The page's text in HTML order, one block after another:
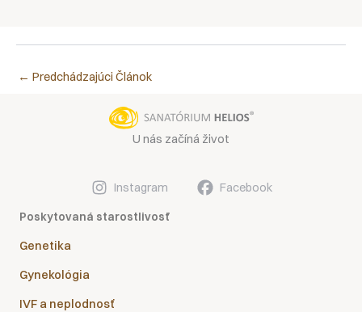
← Predchádzajúci Článok
U nás začíná život
Instagram Facebook
Poskytovaná starostlivosť
Genetika
Gynekológia
IVF a neplodnosť